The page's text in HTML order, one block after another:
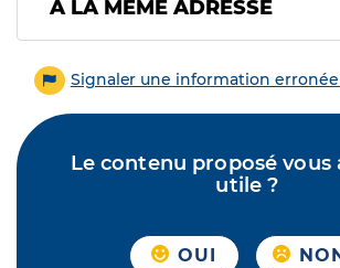
À LA MÊME ADRESSE
Signaler une information
Le contenu proposé vous
utile ?
OUI